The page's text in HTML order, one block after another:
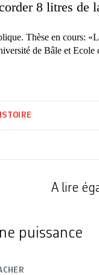
8 litres de
Thèse en cours:
de Bâle et Ecole
A lire
puissance